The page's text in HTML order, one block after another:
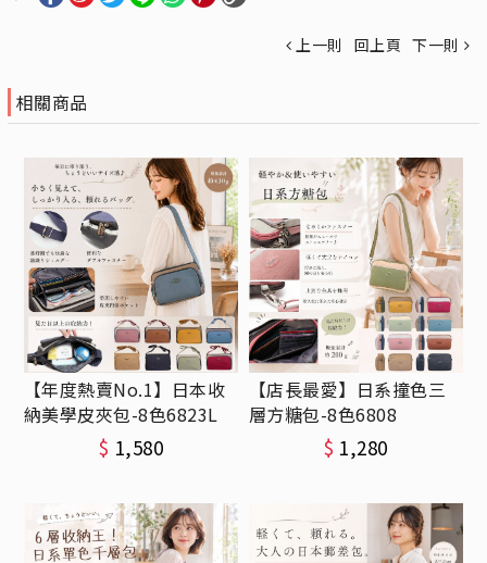
上一則 回上頁 下一則
相關商品
【年度熱賣No.1】日本收
納美學皮夾包-8色6823L
$ 1,580
【店長最愛】日系撞色三
層方糖包-8色6808
$ 1,280